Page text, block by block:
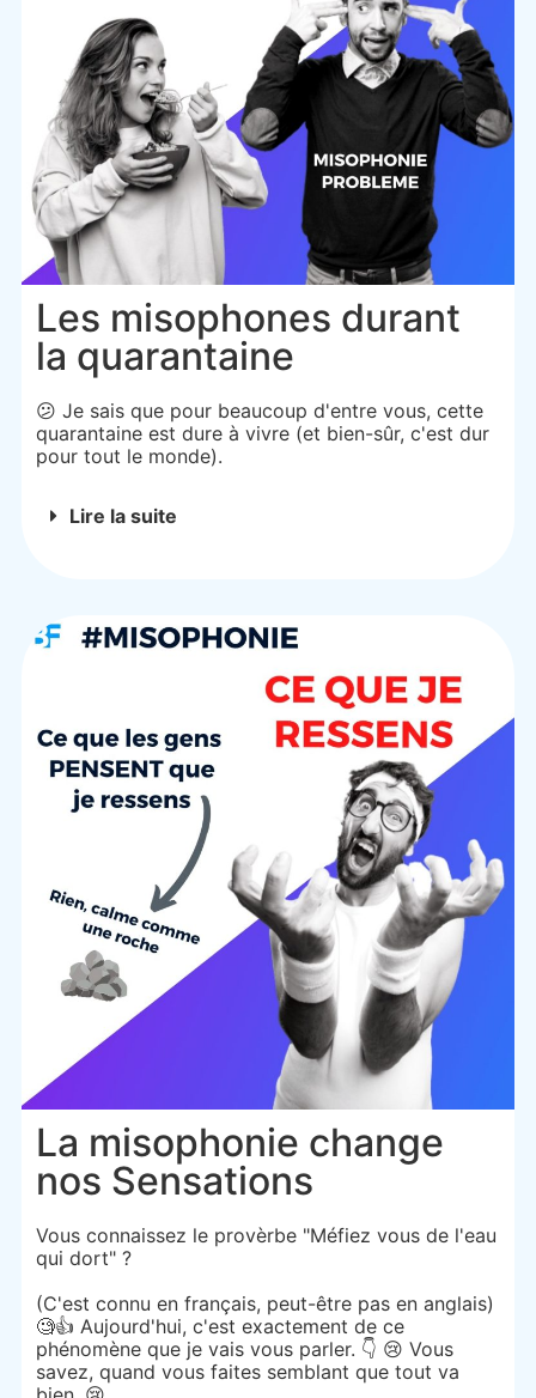
Les misophones durant
la quarantaine
😕 Je sais que pour beaucoup d'entre vous, cette
quarantaine est dure à vivre (et bien-sûr, c'est dur
pour tout le monde).
Lire la suite
La misophonie change
nos Sensations
Vous connaissez le provèrbe "Méfiez vous de l'eau
qui dort" ?
(C'est connu en français, peut-être pas en anglais)
🧐👍 Aujourd'hui, c'est exactement de ce
phénomène que je vais vous parler. 👇 😢 Vous
savez, quand vous faites semblant que tout va